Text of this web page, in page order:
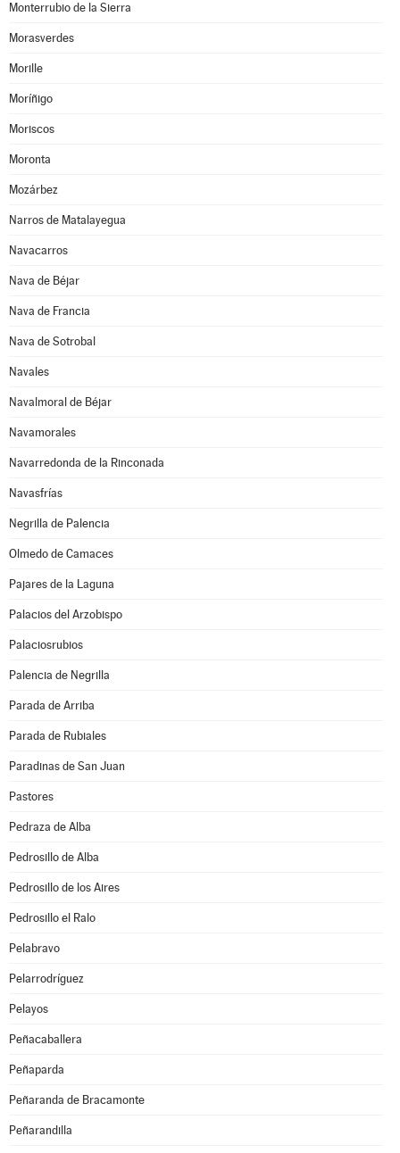
Monterrubio de la Sierra
Morasverdes
Morille
Moríñigo
Moriscos
Moronta
Mozárbez
Narros de Matalayegua
Navacarros
Nava de Béjar
Nava de Francia
Nava de Sotrobal
Navales
Navalmoral de Béjar
Navamorales
Navarredonda de la Rinconada
Navasfrías
Negrilla de Palencia
Olmedo de Camaces
Pajares de la Laguna
Palacios del Arzobispo
Palaciosrubios
Palencia de Negrilla
Parada de Arriba
Parada de Rubiales
Paradinas de San Juan
Pastores
Pedraza de Alba
Pedrosillo de Alba
Pedrosillo de los Aires
Pedrosillo el Ralo
Pelabravo
Pelarrodríguez
Pelayos
Peñacaballera
Peñaparda
Peñaranda de Bracamonte
Peñarandilla